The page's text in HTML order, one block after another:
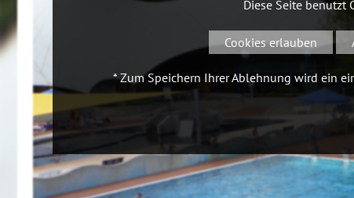
Diese Seite benutzt
Cookies erlauben
* Zum Speichern Ihrer Ablehnung wird ein